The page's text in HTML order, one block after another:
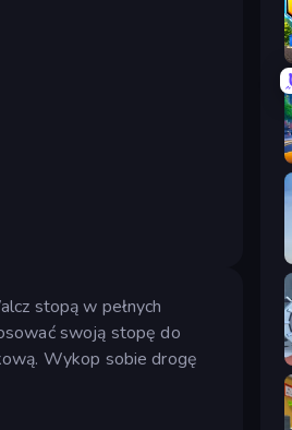
stopą w pełnych
swoją stopę do
Wykop sobie drogę